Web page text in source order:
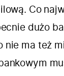
Co
dużo
nie ma też